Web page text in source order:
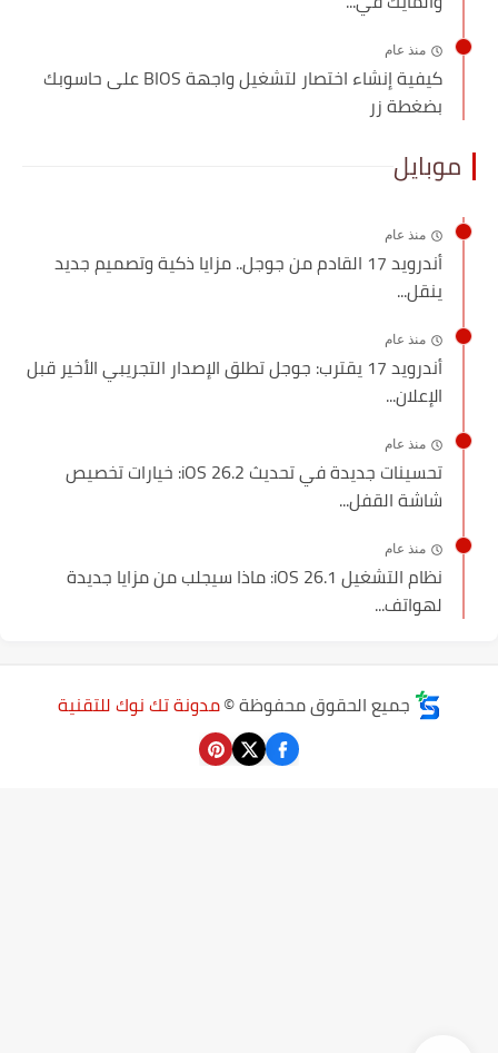
منذ عام
كيفية إنشاء اختصار لتشغيل واجهة BIOS على حاسوبك
بضغطة زر
موبايل
منذ عام
أندرويد 17 القادم من جوجل.. مزايا ذكية وتصميم جديد
ينقل...
منذ عام
أندرويد 17 يقترب: جوجل تطلق الإصدار التجريبي الأخير قبل
الإعلان...
منذ عام
تحسينات جديدة في تحديث iOS 26.2: خيارات تخصيص
شاشة القفل...
منذ عام
نظام التشغيل iOS 26.1: ماذا سيجلب من مزايا جديدة
لهواتف...
جميع الحقوق محفوظة ©مدونة تك نوك للتقنية